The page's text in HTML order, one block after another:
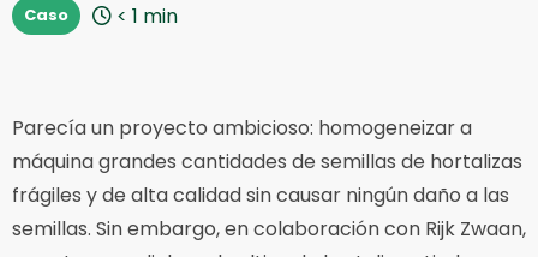
Caso < 1 min
Parecía un proyecto ambicioso: homogeneizar a
máquina grandes cantidades de semillas de hortalizas
frágiles y de alta calidad sin causar ningún daño a las
semillas. Sin embargo, en colaboración con Rijk Zwaan,